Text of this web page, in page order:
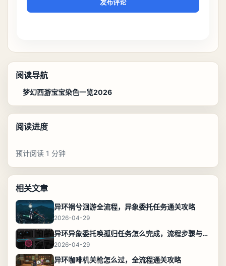
发布评论
阅读导航
梦幻西游宝宝染色一览2026
阅读进度
预计阅读 1 分钟
相关文章
异环祸兮洄游全流程，异象委托任务通关攻略
2026-04-29
异环异象委托唤孤归任务怎么完成，流程步骤与位置攻略
2026-04-29
异环咖啡机关枪怎么过，全流程通关攻略